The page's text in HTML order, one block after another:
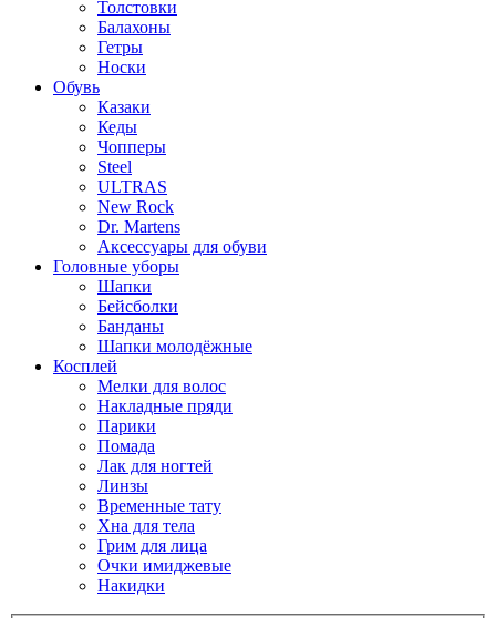
Толстовки
Балахоны
Гетры
Носки
Обувь
Казаки
Кеды
Чопперы
Steel
ULTRAS
New Rock
Dr. Martens
Аксессуары для обуви
Головные уборы
Шапки
Бейсболки
Банданы
Шапки молодёжные
Косплей
Мелки для волос
Накладные пряди
Парики
Помада
Лак для ногтей
Линзы
Временные тату
Хна для тела
Грим для лица
Очки имиджевые
Накидки